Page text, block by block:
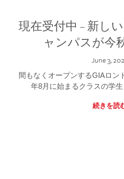
現在受付中 – 新し
ャンパスが今
June 3,
間もなくオープンするGIAロン
年8月に始まるクラスの学生
続きを読